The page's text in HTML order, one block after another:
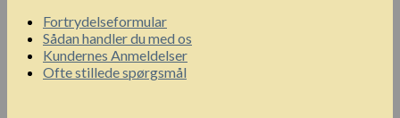
Fortrydelseformular
Sådan handler du med os
Kundernes Anmeldelser
Ofte stillede spørgsmål